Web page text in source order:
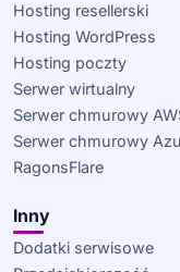
Hosting resellerski
Hosting WordPress
Hosting poczty
Serwer wirtualny
Serwer chmurowy
Serwer chmurowy
RagonsFlare
Inny
Dodatki serwisowe